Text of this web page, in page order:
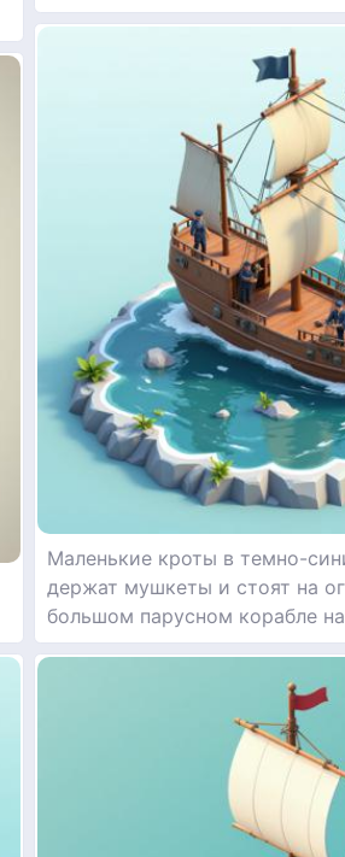
Маленькие кроты в темно-
держат мушкеты и стоят на
большом парусном корабле